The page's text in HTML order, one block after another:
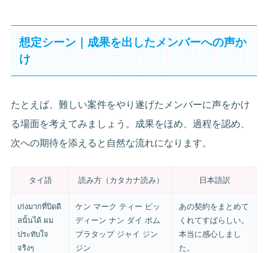
想定シーン｜成果を出したメンバーへの声か
け
たとえば、難しい案件をやり遂げたメンバーに声をかけ
る場面を考えてみましょう。成果をほめ、過程を認め、
次への期待を添えると自然な流れになります。
タイ語 読み方（カタカナ読み） 日本語訳
เก่งมากที่ปิดดี
ลนั้นได้ ผม
ประทับใจ
จริงๆ
ケン マーク ティー ピッ
ディーン ナン ダイ ポム
プラタップ ジャイ ジン
ジン
あの契約をまとめて
くれてすばらしい。
本当に感心しまし
た。